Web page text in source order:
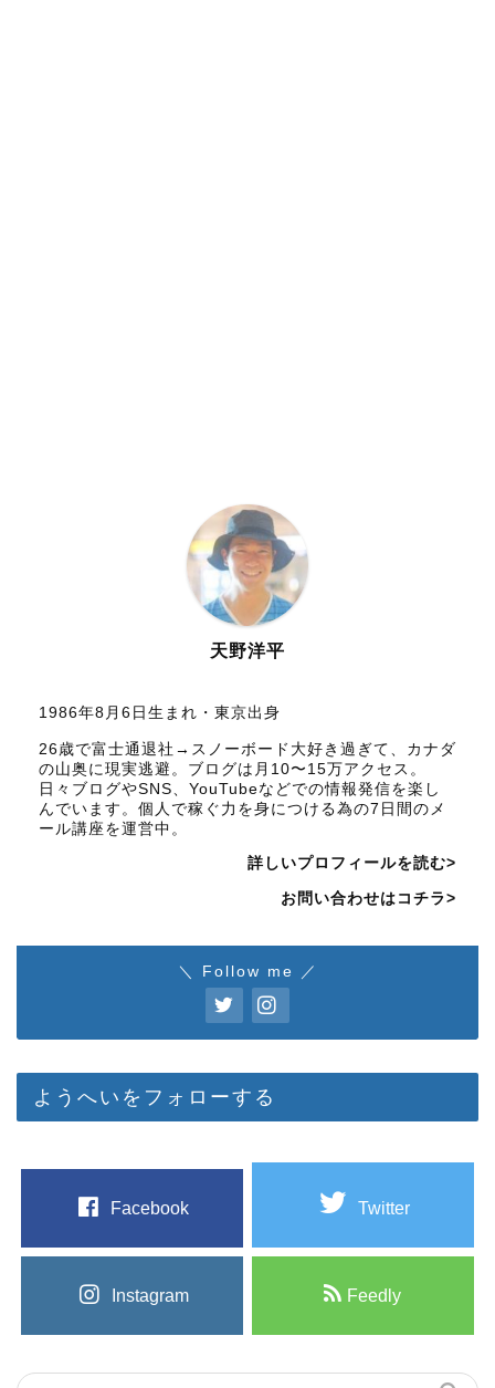
天野洋平
1986年8月6日生まれ・東京出身
26歳で富士通退社→スノーボード大好き過ぎて、カナダ
の山奥に現実逃避。ブログは月10〜15万アクセス。
日々ブログやSNS、YouTubeなどでの情報発信を楽し
んでいます。個人で稼ぐ力を身につける為の7日間のメ
ール講座を運営中。
詳しいプロフィールを読む>
お問い合わせはコチラ>
＼ Follow me ／
ようへいをフォローする
Facebook Twitter
Instagram Feedly